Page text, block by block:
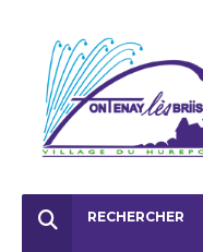
RECHERCHER